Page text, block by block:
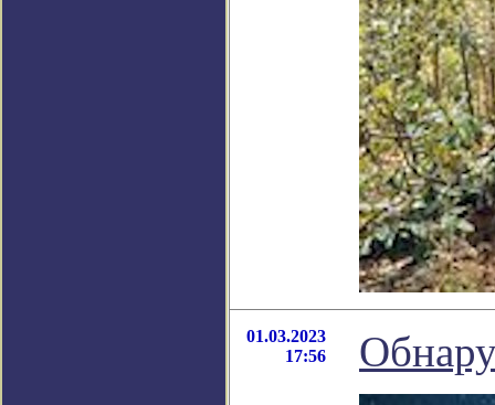
01.03.2023
17:56